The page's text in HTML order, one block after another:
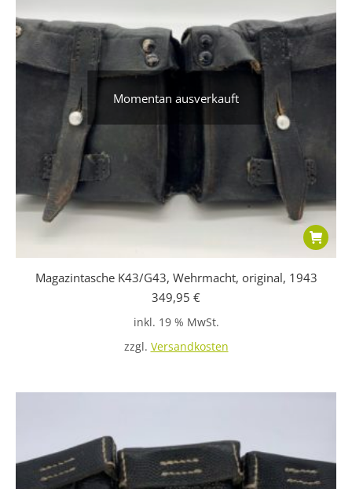
Momentan ausverkauft
Magazintasche K43/G43, Wehrmacht, original, 1943
349,95 €
inkl. 19 % MwSt.
zzgl. Versandkosten